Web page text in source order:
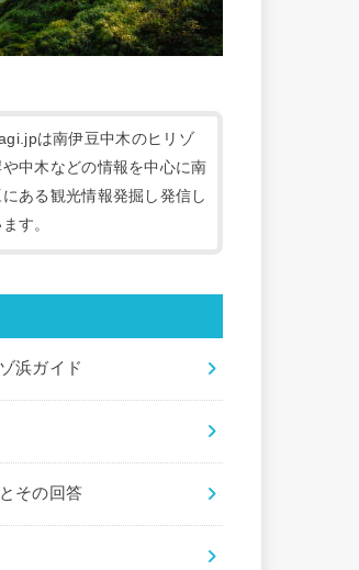
は南伊豆中木のヒリゾ
中木などの情報を中心に南
ある観光情報発掘し発信し
す。
浜ガイド
その回答